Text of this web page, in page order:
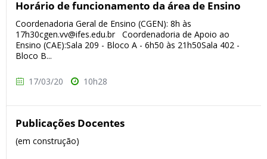
Horário de funcionamento da área de Ensino
Coordenadoria Geral de Ensino (CGEN): 8h às
17h30cgen.vv@ifes.edu.br Coordenadoria de Apoio ao
Ensino (CAE):Sala 209 - Bloco A - 6h50 às 21h50Sala 402 -
Bloco B...
17/03/20 10h28
Publicações Docentes
(em construção)